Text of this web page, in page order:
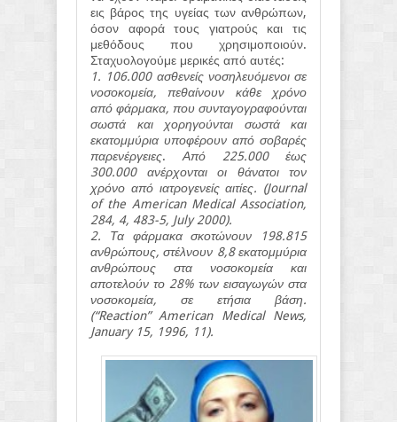
εις βάρος της υγείας των ανθρώπων,
όσον αφορά τους γιατρούς και τις
μεθόδους που χρησιμοποιούν.
Σταχυολογούμε μερικές από αυτές:
1. 106.000 ασθενείς νοσηλευόμενοι σε
νοσοκομεία, πεθαίνουν κάθε χρόνο
από φάρμακα, που συνταγογραφούνται
σωστά και χορηγούνται σωστά και
εκατομμύρια υποφέρουν από σοβαρές
παρενέργειες. Από 225.000 έως
300.000 ανέρχονται οι θάνατοι τον
χρόνο από ιατρογενείς αιτίες. (Journal
of the American Medical Association,
284, 4, 483-5, July 2000).
2. Τα φάρμακα σκοτώνουν 198.815
ανθρώπους, στέλνουν 8,8 εκατομμύρια
ανθρώπους στα νοσοκομεία και
αποτελούν το 28% των εισαγωγών στα
νοσοκομεία, σε ετήσια βάση.
(“Reaction” American Medical News,
January 15, 1996, 11).